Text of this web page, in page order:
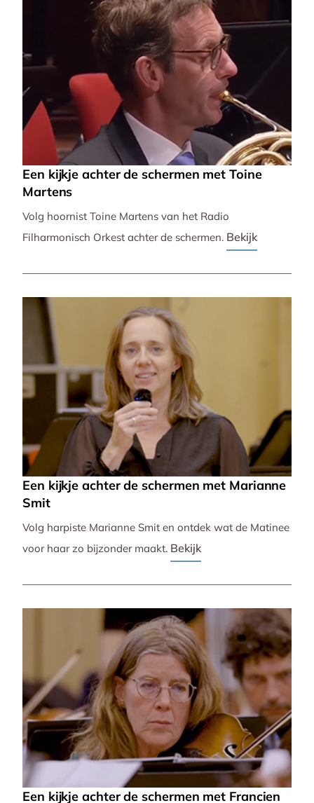
Een kijkje achter de schermen met Toine
Martens
Volg hoornist Toine Martens van het Radio
Filharmonisch Orkest achter de schermen. Bekijk
Een kijkje achter de schermen met Marianne
Smit
Volg harpiste Marianne Smit en ontdek wat de Matinee
voor haar zo bijzonder maakt. Bekijk
Een kijkje achter de schermen met Francien